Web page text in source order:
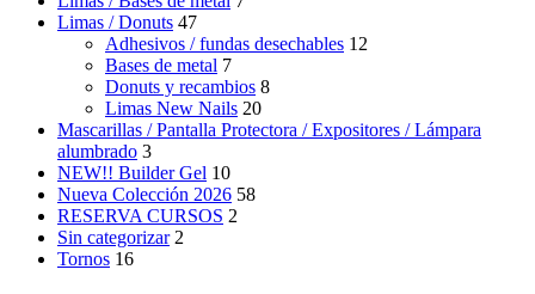
Limas / Donuts 47
Adhesivos / fundas desechables 12
Bases de metal 7
Donuts y recambios 8
Limas New Nails 20
Mascarillas / Pantalla Protectora / Expositores / Lámpara
alumbrado 3
NEW!! Builder Gel 10
Nueva Colección 2026 58
RESERVA CURSOS 2
Sin categorizar 2
Tornos 16